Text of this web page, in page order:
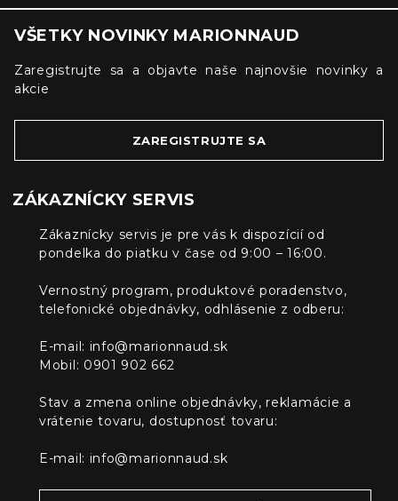
VŠETKY NOVINKY MARIONNAUD
Zaregistrujte sa a objavte naše najnovšie novinky a
akcie
ZAREGISTRUJTE SA
ZÁKAZNÍCKY SERVIS
Zákaznícky servis je pre vás k dispozícií od
pondelka do piatku v čase od 9:00 – 16:00.
Vernostný program, produktové poradenstvo,
telefonické objednávky, odhlásenie z odberu:
E-mail: info@marionnaud.sk
Mobil: 0901 902 662
Stav a zmena online objednávky, reklamácie a
vrátenie tovaru, dostupnosť tovaru:
E-mail: info@marionnaud.sk